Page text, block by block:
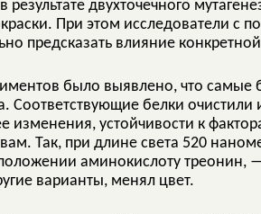
результате двухточечного
При этом исследователи с
предсказать влияние
было выявлено, что
Соответствующие белки
изменения, устойчивости к
Так, при длине света 520
аминокислоту треонин,
варианты, менял цвет.